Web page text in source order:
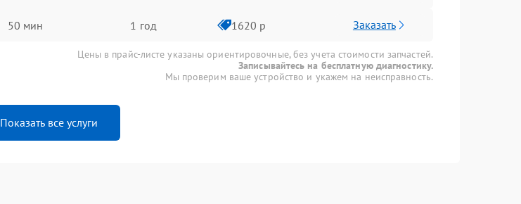
50 мин 1 год 1620 р Заказать
Цены в прайс-листе указаны ориентировочные, без учета стоимости запчастей.
Записывайтесь на бесплатную диагностику.
Мы проверим ваше устройство и укажем на неисправность.
Показать все услуги